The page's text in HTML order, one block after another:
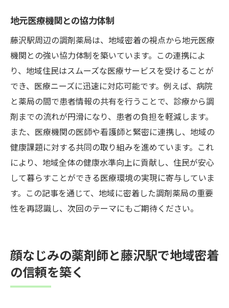
地元医療機関との協力体制
藤沢駅周辺の調剤薬局は、地域密着の視点から地元医療
機関との強い協力体制を築いています。この連携によ
り、地域住民はスムーズな医療サービスを受けることが
でき、医療ニーズに迅速に対応可能です。例えば、病院
と薬局の間で患者情報の共有を行うことで、診療から調
剤までの流れが円滑になり、患者の負担を軽減します。
また、医療機関の医師や看護師と緊密に連携し、地域の
健康課題に対する共同の取り組みを進めています。これ
により、地域全体の健康水準向上に貢献し、住民が安心
して暮らすことができる医療環境の実現に寄与していま
す。この記事を通じて、地域に密着した調剤薬局の重要
性を再認識し、次回のテーマにもご期待ください。
顔なじみの薬剤師と藤沢駅で地域密着
の信頼を築く